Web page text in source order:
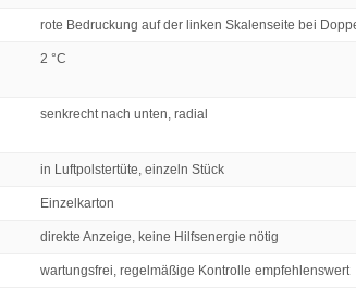
rote Bedruckung auf der linken Skalenseite bei
2 °C
senkrecht nach unten, radial
in Luftpolstertüte, einzeln Stück
Einzelkarton
direkte Anzeige, keine Hilfsenergie nötig
wartungsfrei, regelmäßige Kontrolle empfehlenswert